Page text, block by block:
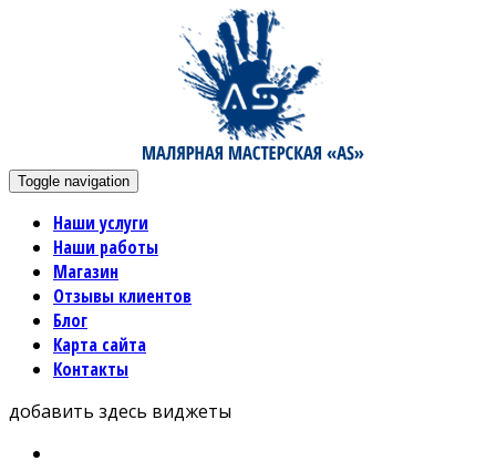
Toggle navigation
Наши услуги
Наши работы
Магазин
Отзывы клиентов
Блог
Карта сайта
Контакты
добавить здесь виджеты